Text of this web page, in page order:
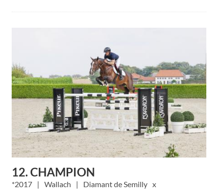
12. CHAMPION
2017 Wallach
Diamant de Semilly